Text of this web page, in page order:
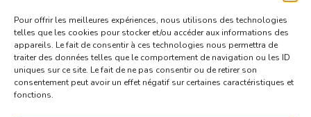
Pour offrir les meilleures expériences, nous utilisons des technologies
telles que les cookies pour stocker et/ou accéder aux informations des
appareils. Le fait de consentir à ces technologies nous permettra de
traiter des données telles que le comportement de navigation ou les ID
uniques sur ce site. Le fait de ne pas consentir ou de retirer son
consentement peut avoir un effet négatif sur certaines caractéristiques et
fonctions.